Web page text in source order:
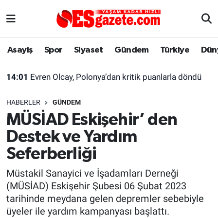
Asayiş Spor Siyaset Gündem Türkiye
14:01 Evren Olcay, Polonya’dan kritik puanlarla döndü
HABERLER GÜNDEM
MÜSİAD Eskişehir’ den
Destek ve Yardım
Seferberliği
Müstakil Sanayici ve İşadamları Derneği
(MÜSİAD) Eskişehir Şubesi 06 Şubat 2023
tarihinde meydana gelen depremler sebebiyle
üyeler ile yardım kampanyası başlattı.
Asayiş
Gündem
Türkiye
Dünya
Sağlık
Alış-Veriş/İş dünyası
Yaşam
Eskişehirspor Arşivi
Eskişehir Arşivi
Röportaj
Ekonomi
Kültür Sanat
Eskişehir Nöbetçi Eczaneler
Süper Lig Puan Durumu ve Fikstür
Tüm Manşetler
Son Dakika Haberleri
Haber Arşivi